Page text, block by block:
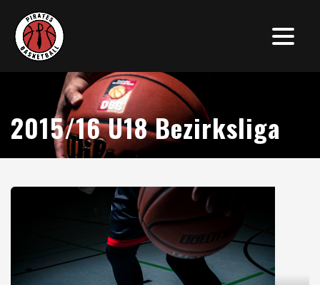
2015/16 U18 Bezirksliga